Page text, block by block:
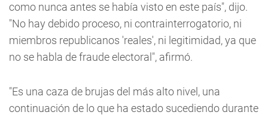
como nunca antes se había visto en este país", dijo.
"No hay debido proceso, ni contrainterrogatorio, ni
miembros republicanos 'reales', ni legitimidad, ya que
no se habla de fraude electoral", afirmó.
"Es una caza de brujas del más alto nivel, una
continuación de lo que ha estado sucediendo durante